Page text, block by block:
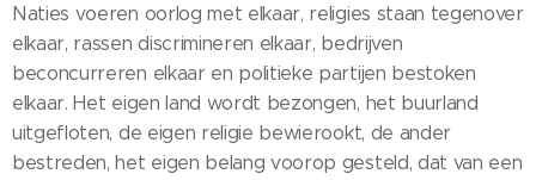
Naties voeren oorlog met elkaar, religies staan tegenover
elkaar, rassen discrimineren elkaar, bedrijven
beconcurreren elkaar en politieke partijen bestoken
elkaar. Het eigen land wordt bezongen, het buurland
uitgefloten, de eigen religie bewierookt, de ander
bestreden, het eigen belang voorop gesteld, dat van een